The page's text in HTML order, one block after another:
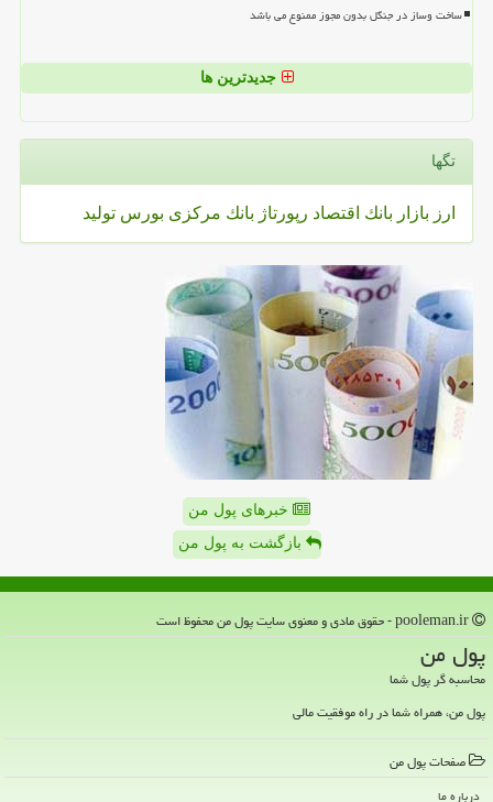
ساخت وساز در جنگل بدون مجوز ممنوع می باشد
جدیدترین ها
تگها
ارز بازار بانك اقتصاد رپورتاژ بانك مركزی بورس تولید
خبرهای پول من
بازگشت به پول من
پول من
محاسبه گر پول شما
پول من، همراه شما در راه موفقیت مالی
صفحات پول من
درباره ما